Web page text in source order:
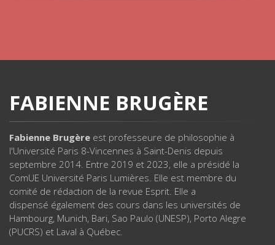
FABIENNE BRUGÈRE
Fabienne Brugère est professeure de philosophie à
l'Université Paris 8-Vincennes à Saint-Denis depuis
septembre 2014. Entre 2019 et 2023, elle a présidé la
ComUE Université Paris Lumières. Elle est membre du
comité de rédaction de la revue Esprit. Elle a
dispensé également des cours dans les universités de
Hambourg, Munich, Bari, Sao Paulo (UNESP), Porto Alegre
(PUCRS) et Laval à Québec.